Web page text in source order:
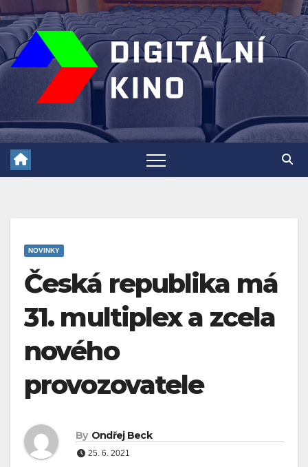
Skip
to
content
NOVINKY
Česká republika má
31. multiplex a zcela
nového
provozovatele
By Ondřej Beck
25. 6. 2021